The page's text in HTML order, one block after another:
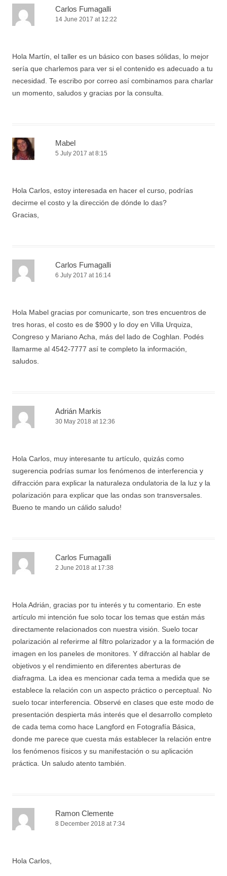
Carlos Fumagalli
14 June 2017 at 12:22
Hola Martín, el taller es un básico con bases sólidas, lo mejor
sería que charlemos para ver si el contenido es adecuado a tu
necesidad. Te escribo por correo así combinamos para charlar
un momento, saludos y gracias por la consulta.
Mabel
5 July 2017 at 8:15
Hola Carlos, estoy interesada en hacer el curso, podrías
decirme el costo y la dirección de dónde lo das?
Gracias,
Carlos Fumagalli
6 July 2017 at 16:14
Hola Mabel gracias por comunicarte, son tres encuentros de
tres horas, el costo es de $900 y lo doy en Villa Urquiza,
Congreso y Mariano Acha, más del lado de Coghlan. Podés
llamarme al 4542-7777 así te completo la información,
saludos.
Adrián Markis
30 May 2018 at 12:36
Hola Carlos, muy interesante tu artículo, quizás como
sugerencia podrías sumar los fenómenos de interferencia y
difracción para explicar la naturaleza ondulatoria de la luz y la
polarización para explicar que las ondas son transversales.
Bueno te mando un cálido saludo!
Carlos Fumagalli
2 June 2018 at 17:38
Hola Adrián, gracias por tu interés y tu comentario. En este
artículo mi intención fue solo tocar los temas que están más
directamente relacionados con nuestra visión. Suelo tocar
polarización al referirme al filtro polarizador y a la formación de
imagen en los paneles de monitores. Y difracción al hablar de
objetivos y el rendimiento en diferentes aberturas de
diafragma. La idea es mencionar cada tema a medida que se
establece la relación con un aspecto práctico o perceptual. No
suelo tocar interferencia. Observé en clases que este modo de
presentación despierta más interés que el desarrollo completo
de cada tema como hace Langford en Fotografía Básica,
donde me parece que cuesta más establecer la relación entre
los fenómenos físicos y su manifestación o su aplicación
práctica. Un saludo atento también.
Ramon Clemente
8 December 2018 at 7:34
Hola Carlos,